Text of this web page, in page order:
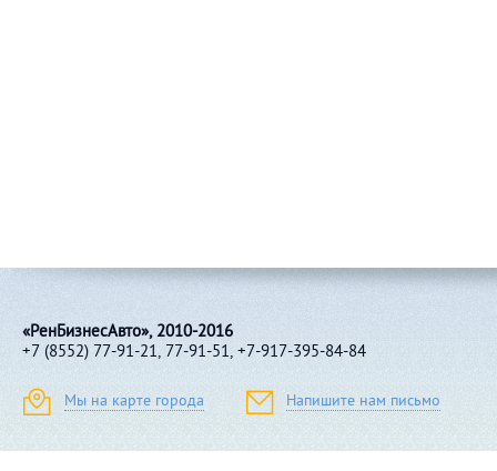
«РенБизнесАвто», 2010-2016
+7 (8552) 77-91-21, 77-91-51, +7-917-395-84-84
Мы на карте города Напишите нам письмо